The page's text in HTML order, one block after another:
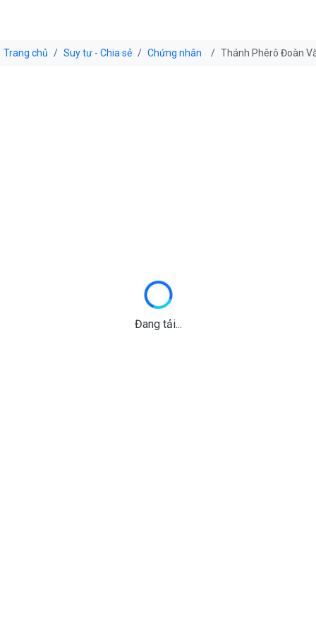
Trang chủ Suy tư - Chia sẻ Chứng nhân Thánh Phêrô Đoàn
Đang tải...